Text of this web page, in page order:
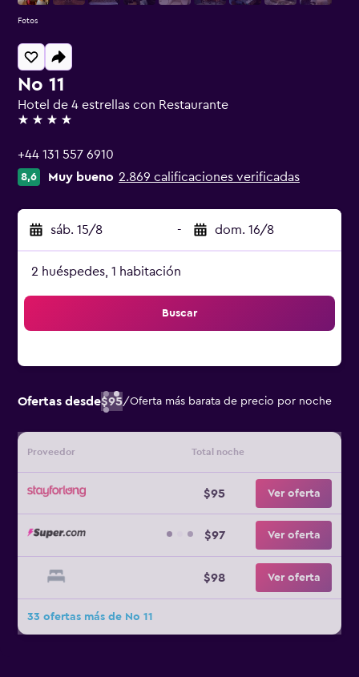
No 11
Hotel de 4 estrellas con Restaurante
4 estrellas
+44 131 557 6910
8,6 Muy bueno 2.869 calificaciones verificadas
sáb. 15/8 - dom. 16/8
2 huéspedes, 1 habitación
Buscar
Ofertas desde$95/Oferta más barata de precio por noche
Proveedor Total noche
$95 Ver oferta
$97 Ver oferta
$98 Ver oferta
33 ofertas más de No 11
Fotos